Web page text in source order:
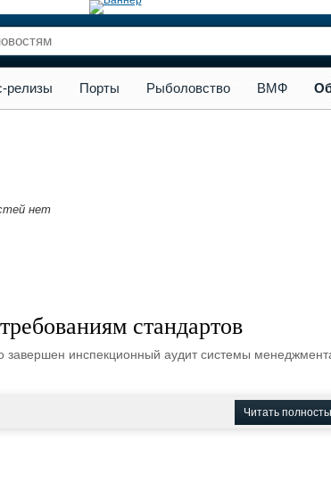
Флот
релизы Порты Рыболовство ВМФ
нет
стандартов
инспекционный аудит системы
Читать